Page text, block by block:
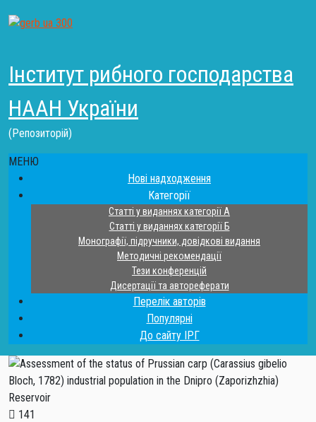
Інститут рибного господарства
НААН України
(Репозиторій)
МЕНЮ
Нові надходження
Категорії
Статті у виданнях категорії А
Статті у виданнях категорії Б
Монографії, підручники, довідкові видання
Методичні рекомендації
Тези конференцій
Дисертації та автореферати
Перелік авторів
Популярні
До сайту ІРГ
141